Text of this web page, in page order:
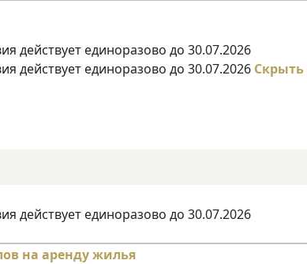
действует единоразово до 30.07.2026
действует единоразово до 30.07.2026 Скрыть
действует единоразово до 30.07.2026